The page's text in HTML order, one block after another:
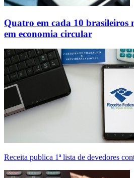
Quatro em cada 10
em economia circular
Receita publica 1ª lista de devedores